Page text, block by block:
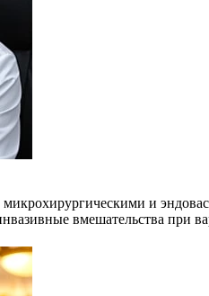
и
вмешательства при